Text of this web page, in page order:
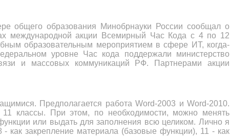
общего образования Минобрнауки России сообщал о
международной акции Всемирный Час Кода с 4 по 12
образовательным мероприятием в сфере ИТ, когда-
уровне Час кода поддержали министерство
и массовых коммуникаций РФ. Партнерами акции
Предполагается работа Word-2003 и Word-2010.
классы. При этом, по необходимости, можно менять
или выдать для заполнения всю целиком. Лично я
как закрепление материала (базовые функции), 11 - как